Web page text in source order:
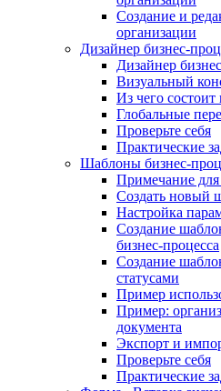
Создание и
организации
Дизайнер бизнес-
Дизайнер
Визуальный
Из чего
Глобальные
Проверьте себя
Практические
Шаблоны бизнес-
Примечание
Создать новый
Настройка
Создание
бизнес-процесса
Создание
статусами
Пример
Пример:
документа
Экспорт и
Проверьте себя
Практические